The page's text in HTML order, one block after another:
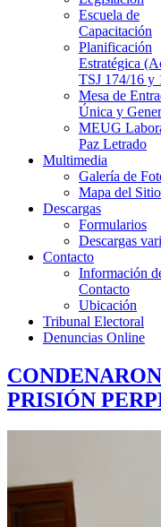
Escuela de
Capacitación
Planificación
Estratégica
TSJ 174/16 y
Mesa de
Única y
MEUG
Paz Letrado
Multimedia
Galería de
Mapa del Sitio
Descargas
Formularios
Descargas
Contacto
Información
Contacto
Ubicación
Tribunal Electoral
Denuncias Online
PRISIÓN